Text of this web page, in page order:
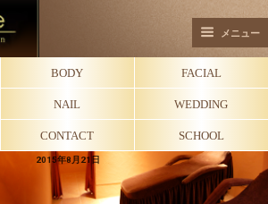
メニュー
BODY FACIAL
NAIL WEDDING
CONTACT SCHOOL
2015年8月21日